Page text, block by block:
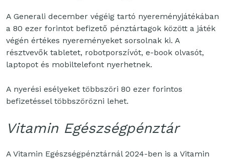
A Generali december végéig tartó nyereményjátékában
a 80 ezer forintot befizető pénztártagok között a játék
végén értékes nyereményeket sorsolnak ki. A
résztvevők tabletet, robotporszívót, e-book olvasót,
laptopot és mobiltelefont nyerhetnek.
A nyerési esélyeket többszöri 80 ezer forintos
befizetéssel többszörözni lehet.
Vitamin Egészségpénztár
A Vitamin Egészségpénztárnál 2024-ben is a Vitamin